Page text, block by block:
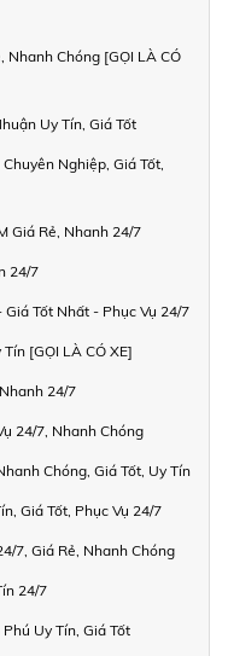
Nhanh Chóng [GỌI LÀ CÓ
Uy Tín, Giá Tốt
Nghiệp, Giá Tốt,
Giá Rẻ, Nhanh 24/7
24/7
Giá Tốt Nhất - Phục Vụ 24/7
[GỌI LÀ CÓ XE]
24/7
24/7, Nhanh Chóng
Chóng, Giá Tốt, Uy Tín
Giá Tốt, Phục Vụ 24/7
7, Giá Rẻ, Nhanh Chóng
24/7
Uy Tín, Giá Tốt